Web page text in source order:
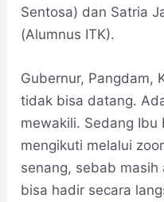
Sentosa) dan Satria
(Alumnus ITK).
Gubernur, Pangdam,
tidak bisa datang.
mewakili. Sedang
mengikuti melalui
senang, sebab masih
bisa hadir secara